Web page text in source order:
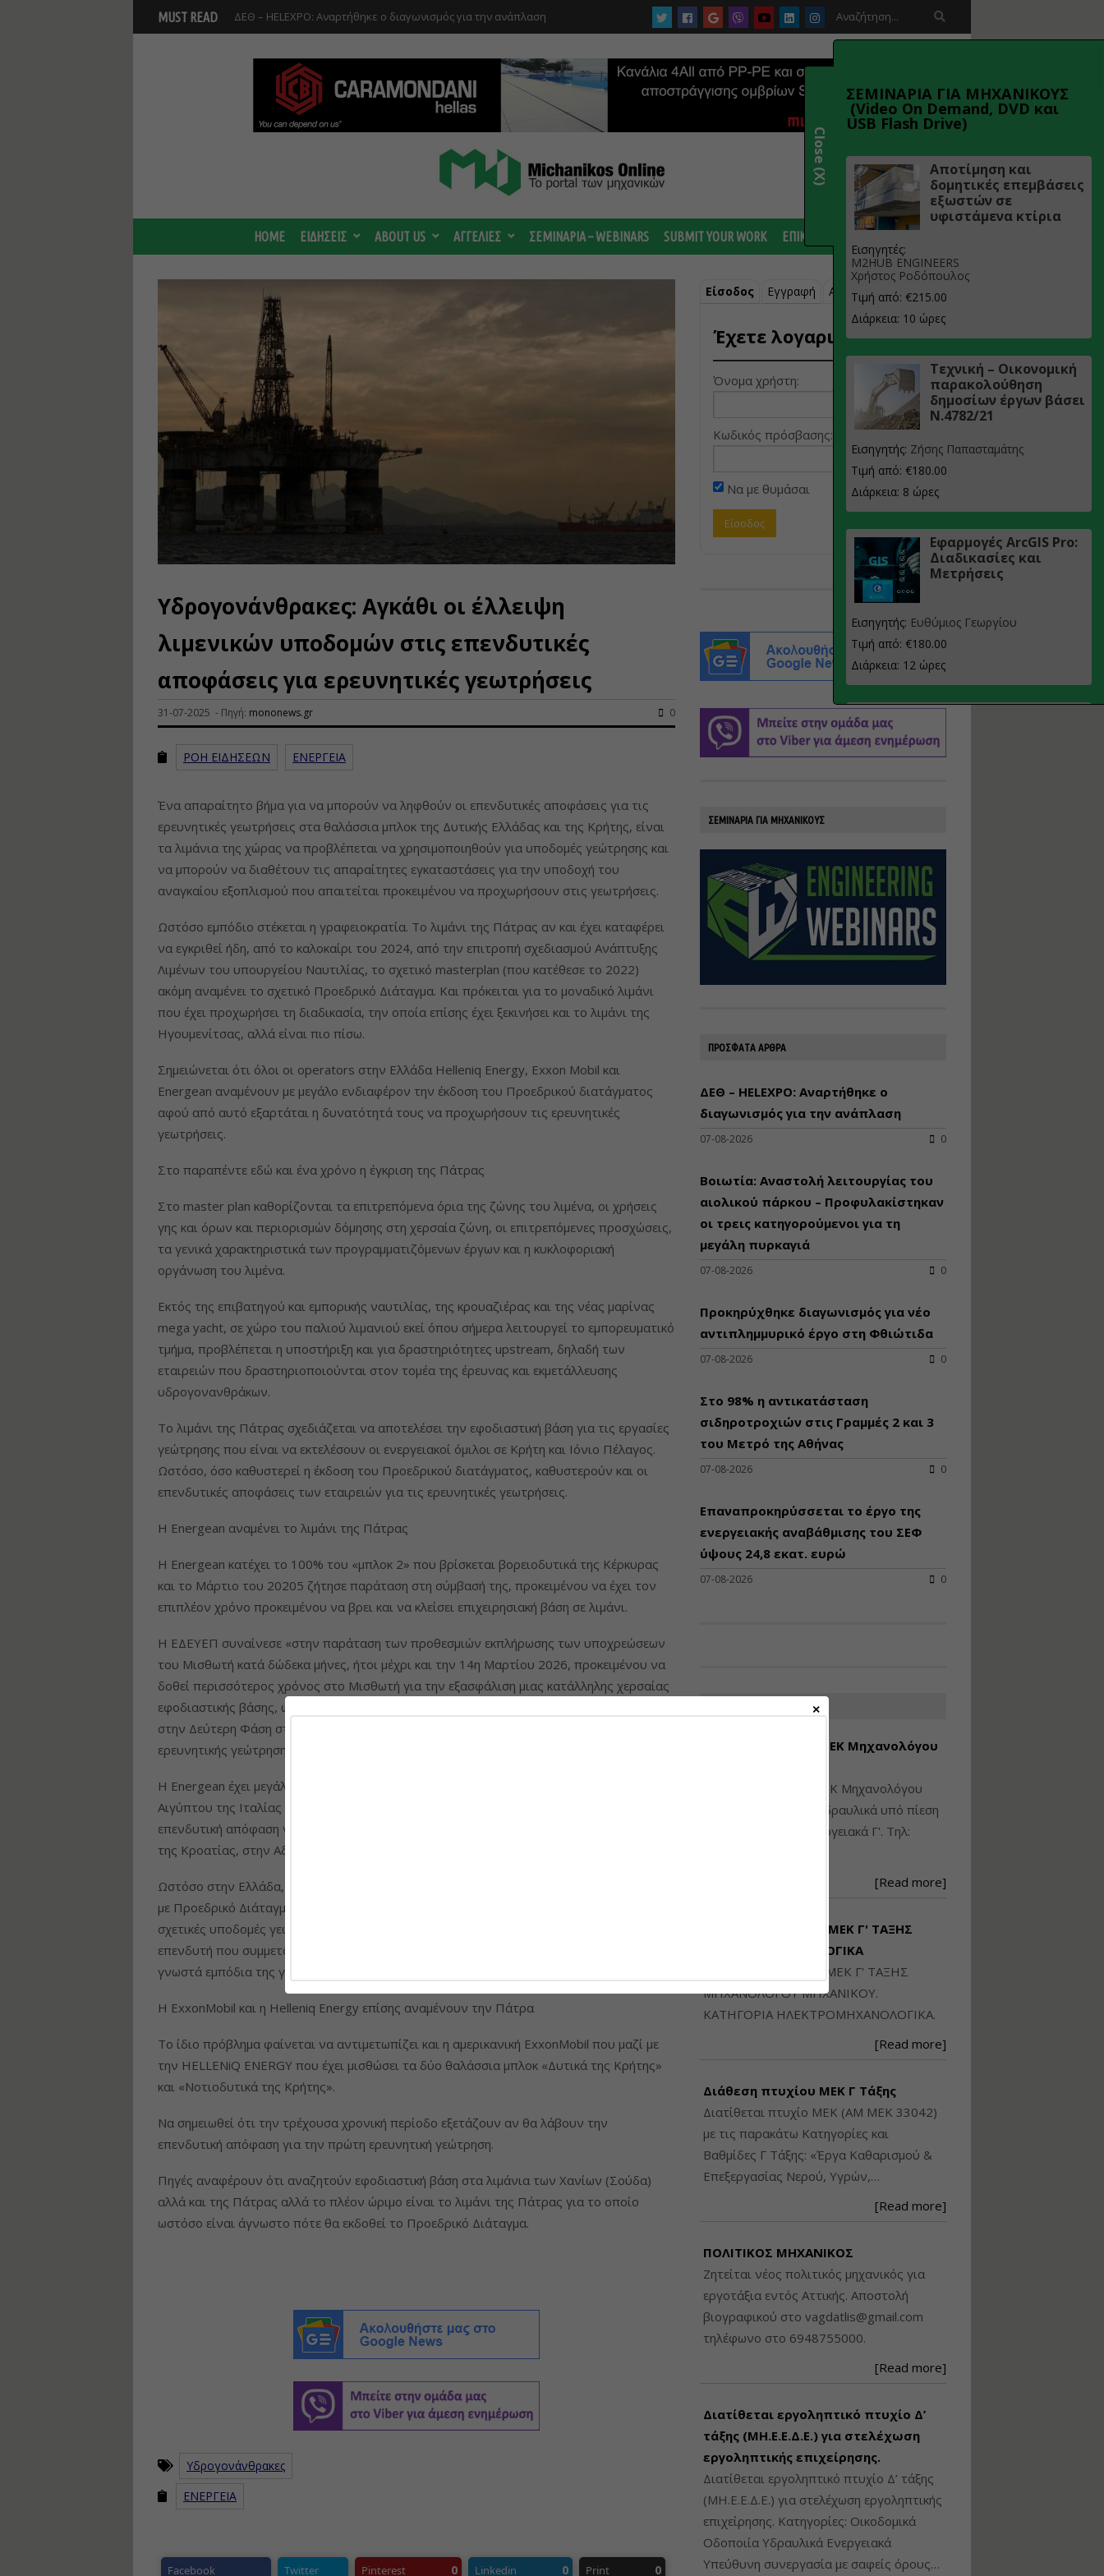
MUST READ Βοιωτία: Αναστολή λειτουργίας του αιολικού πάρκου – 
HOME ΕΙΔΗΣΕΙΣ ABOUT US ΑΓΓΕΛΙΕΣ ΣΕΜΙΝΑΡΙΑ – WEBINARS SUBMIT YOUR WORK ΕΠΙΚΟΙΝΩΝΙΑ
Υδρογονάνθρακες: Αγκάθι οι έλλειψη
λιμενικών υποδομών στις επενδυτικές
αποφάσεις για ερευνητικές γεωτρήσεις
31-07-2025 - Πηγή: mononews.gr 0
ΡΟΗ ΕΙΔΗΣΕΩΝ ΕΝΕΡΓΕΙΑ
Ένα απαραίτητο βήμα για να μπορούν να ληφθούν οι επενδυτικές αποφάσεις για τις
ερευνητικές γεωτρήσεις στα θαλάσσια μπλοκ της Δυτικής Ελλάδας και της Κρήτης, είναι
τα λιμάνια της χώρας να προβλέπεται να χρησιμοποιηθούν για υποδομές γεώτρησης και
να μπορούν να διαθέτουν τις απαραίτητες εγκαταστάσεις για την υποδοχή του
αναγκαίου εξοπλισμού που απαιτείται προκειμένου να προχωρήσουν στις γεωτρήσεις.
Ωστόσο εμπόδιο στέκεται η γραφειοκρατία. Το λιμάνι της Πάτρας αν και έχει καταφέρει
να εγκριθεί ήδη, από το καλοκαίρι του 2024, από την επιτροπή σχεδιασμού Ανάπτυξης
Λιμένων του υπουργείου Ναυτιλίας, το σχετικό masterplan (που κατέθεσε το 2022)
ακόμη αναμένει το σχετικό Προεδρικό Διάταγμα. Και πρόκειται για το μοναδικό λιμάνι
που έχει προχωρήσει τη διαδικασία, την οποία επίσης έχει ξεκινήσει και το λιμάνι της
Ηγουμενίτσας, αλλά είναι πιο πίσω.
Σημειώνεται ότι όλοι οι operators στην Ελλάδα Helleniq Energy, Exxon Mobil και
Energean αναμένουν με μεγάλο ενδιαφέρον την έκδοση του Προεδρικού διατάγματος
αφού από αυτό εξαρτάται η δυνατότητά τους να προχωρήσουν τις ερευνητικές
γεωτρήσεις.
Στο παραπέντε εδώ και ένα χρόνο η έγκριση της Πάτρας
Στο master plan καθορίζονται τα επιτρεπόμενα όρια της ζώνης του λιμένα, οι χρήσεις
γης και όρων και περιορισμών δόμησης στη χερσαία ζώνη, οι επιτρεπόμενες προσχώσεις,
τα γενικά χαρακτηριστικά των προγραμματιζόμενων έργων και η κυκλοφοριακή
οργάνωση του λιμένα.
Εκτός της επιβατηγού και εμπορικής ναυτιλίας, της κρουαζιέρας και της νέας μαρίνας
mega yacht, σε χώρο του παλιού λιμανιού εκεί όπου σήμερα λειτουργεί το εμπορευματικό
τμήμα, προβλέπεται η υποστήριξη και για δραστηριότητες upstream, δηλαδή των
εταιρειών που δραστηριοποιούνται στον τομέα της έρευνας και εκμετάλλευσης
υδρογονανθράκων.
Το λιμάνι της Πάτρας σχεδιάζεται να αποτελέσει την εφοδιαστική βάση για τις εργασίες
γεώτρησης που είναι να εκτελέσουν οι ενεργειακοί όμιλοι σε Κρήτη και Ιόνιο Πέλαγος.
Ωστόσο, όσο καθυστερεί η έκδοση του Προεδρικού διατάγματος, καθυστερούν και οι
επενδυτικές αποφάσεις των εταιρειών για τις ερευνητικές γεωτρήσεις.
Η Energean αναμένει το λιμάνι της Πάτρας
Η Energean κατέχει το 100% του «μπλοκ 2» που βρίσκεται βορειοδυτικά της Κέρκυρας
και το Μάρτιο του 20205 ζήτησε παράταση στη σύμβασή της, προκειμένου να έχει τον
επιπλέον χρόνο προκειμένου να βρει και να κλείσει επιχειρησιακή βάση σε λιμάνι.
Η ΕΔΕΥΕΠ συναίνεσε «στην παράταση των προθεσμιών εκπλήρωσης των υποχρεώσεων
του Μισθωτή κατά δώδεκα μήνες, ήτοι μέχρι και την 14η Μαρτίου 2026, προκειμένου να
δοθεί περισσότερος χρόνος στο Μισθωτή για την εξασφάλιση μιας κατάλληλης χερσαίας
εφοδιαστικής βάσης, ώστε να ληφθεί η απόφαση του Μισθωτή για το αν θα προχωρήσει
στην Δεύτερη Φάση στην οποία ελάχιστο τεχνικό πρόγραμμα αποτελεί η όρυξη
ερευνητικής γεώτρησης».
Η Energean έχει μεγάλη δραστηριότητα στο upstream σε περιοχές του Ισραήλ, της
Αιγύπτου της Ιταλίας και της Κροατίας, όπου χθες ανακοίνωσε ότι έλαβε και την
επενδυτική απόφαση για την ανάπτυξη του κοιτάσματος φυσικού αερίου Irena, ανοικτά
της Κροατίας, στην Αδριατική.
Ωστόσο στην Ελλάδα, το μοναδικό κοίτασμα που διατηρεί, είναι σε αναμονή της έγκρισης
με Προεδρικό Διάταγμα του λιμανιού της Πάτρας, ώστε να μπορέσει να δεχτεί τις
σχετικές υποδομές γεωτρήσεων. Δεύτερη εκκρεμότητα για την εταιρεία είναι η ανεύρεση
επενδυτή που συμμετάσχει στο σχήμα, κάτι που θα διευκολυνόταν αν δεν υπήρχαν τα
γνωστά εμπόδια της γραφειοκρατίας στο θέμα των λιμανιών.
Η ExxonMobil και η Helleniq Energy επίσης αναμένουν την Πάτρα
Το ίδιο πρόβλημα φαίνεται να αντιμετωπίζει και η αμερικανική ExxonMobil που μαζί με
την HELLENiQ ENERGY που έχει μισθώσει τα δύο θαλάσσια μπλοκ «Δυτικά της Κρήτης»
και «Νοτιοδυτικά της Κρήτης».
Να σημειωθεί ότι την τρέχουσα χρονική περίοδο εξετάζουν αν θα λάβουν την
επενδυτική απόφαση για την πρώτη ερευνητική γεώτρηση.
Πηγές αναφέρουν ότι αναζητούν εφοδιαστική βάση στα λιμάνια των Χανίων (Σούδα)
αλλά και της Πάτρας αλλά το πλέον ώριμο είναι το λιμάνι της Πάτρας για το οποίο
ωστόσο είναι άγνωστο πότε θα εκδοθεί το Προεδρικό Διάταγμα.
Υδρογονάνθρακες
ΕΝΕΡΓΕΙΑ
Facebook Twitter Pinterest 0 Linkedin 0 Print 0
Είσοδος Εγγραφή Ανάκτηση κωδικού
Έχετε λογαριασμό;
Όνομα χρήστη:
Κωδικός πρόσβασης:
Να με θυμάσαι
ΣΕΜΙΝΑΡΙΑ ΓΙΑ ΜΗΧΑΝΙΚΟΥΣ
ΠΡΟΣΦΑΤΑ ΑΡΘΡΑ
ΔΕΘ – HELEXPO: Αναρτήθηκε ο
διαγωνισμός για την ανάπλαση
07-08-2026 0
Βοιωτία: Αναστολή λειτουργίας του
αιολικού πάρκου – Προφυλακίστηκαν
οι τρεις κατηγορούμενοι για τη
μεγάλη πυρκαγιά
07-08-2026 0
Προκηρύχθηκε διαγωνισμός για νέo
αντιπλημμυρικό έργο στη Φθιώτιδα
07-08-2026 0
Στο 98% η αντικατάσταση
σιδηροτροχιών στις Γραμμές 2 και 3
του Μετρό της Αθήνας
07-08-2026 0
Επαναπροκηρύσσεται το έργο της
ενεργειακής αναβάθμισης του ΣΕΦ
ύψους 24,8 εκατ. ευρώ
07-08-2026 0
Διάθεση Πτυχίου ΜΕΚ Μηχανολόγου
Διατίθεται πτυχίο ΜΕΚ Μηχανολόγου
Μηχανικού: Η/Μ Γ', Υδραυλικά υπό πίεση
Β', Βιομηχανικά - Ενεργειακά Γ'. Τηλ:
[Read more]
ΔΙΑΤΙΘΕΤΑΙ ΠΤΥΧΙΟ ΜΕΚ Γ' ΤΑΞΗΣ
ΗΛΕΚΤΡΟΜΗΧΑΝΟΛΟΓΙΚΑ
ΔΙΑΤΙΘΕΤΑΙ ΠΤΥΧΙΟ ΜΕΚ Γ' ΤΑΞΗΣ
ΜΗΧΑΝΟΛΟΓΟΥ ΜΗΧΑΝΙΚΟΥ.
ΚΑΤΗΓΟΡΙΑ ΗΛΕΚΤΡΟΜΗΧΑΝΟΛΟΓΙΚΑ.
[Read more]
Διάθεση πτυχίου ΜΕΚ Γ Τάξης
Διατίθεται πτυχίο ΜΕΚ (ΑΜ ΜΕΚ 33042)
με τις παρακάτω Κατηγορίες και
Βαθμίδες Γ Τάξης: «Έργα Καθαρισμού &
Επεξεργασίας Νερού, Υγρών,…
[Read more]
ΠΟΛΙΤΙΚΟΣ ΜΗΧΑΝΙΚΟΣ
Ζητείται νέος πολιτικός μηχανικός για
εργοτάξια εντός Αττικής. Αποστολή
βιογραφικού στο vagdatlis@gmail.com
τηλέφωνο στο 6948755000.
[Read more]
Διατίθεται εργοληπτικό πτυχίο Δ’
τάξης (ΜΗ.Ε.Ε.Δ.Ε.) για στελέχωση
εργοληπτικής επιχείρησης.
Διατίθεται εργοληπτικό πτυχίο Δ’ τάξης
(ΜΗ.Ε.Ε.Δ.Ε.) για στελέχωση εργοληπτικής
επιχείρησης. Κατηγορίες: Οικοδομικά
Οδοποιία Υδραυλικά Ενεργειακά
Υπεύθυνη συνεργασία με σαφείς όρους…
ΣΕΜΙΝΑΡΙΑ ΓΙΑ ΜΗΧΑΝΙΚΟΥΣ
(Video On Demand, DVD και
USB Flash Drive)
Αποτίμηση και
δομητικές επεμβάσεις
εξωστών σε
υφιστάμενα κτίρια
Εισηγητές:
M2HUB ENGINEERS
Χρήστος Ροδόπουλος
Τιμή από: €215.00
Διάρκεια: 10 ώρες
Τεχνική – Οικονομική
παρακολούθηση
δημοσίων έργων βάσει
Ν.4782/21
Εισηγητής: Ζήσης Παπασταμάτης
Τιμή από: €180.00
Διάρκεια: 8 ώρες
Εφαρμογές ArcGIS Pro:
Διαδικασίες και
Μετρήσεις
Εισηγητής: Ευθύμιος Γεωργίου
Τιμή από: €180.00
Διάρκεια: 12 ώρες
υλοποίηση
φωτοβολταϊκών
Τιμή από: €230.00
Διάρκεια: 16 ώρες
Αρχιτεκτονικός
Σχεδιασμός με το
Rhinoceros
υδατοδεξαμενής
Εισηγητής: Χρήστος Ροδόπουλος
Τιμή από: €230.00
Διάρκεια: 14 ώρες
Διαδικασία
κατάταξης
Νικόλαος Σαρούκος
Τιμή από: €145.00
Εισηγήτρια:Αναστασία Μητρακάκη
Διάρκεια: 9 ώρες
Διηρημένης
Πολεοδομικού
Σχεδίου Δόμησης
Εισηγήτρια:
Τιμή από: €145.00
Διάρκεια: 8 ώρες
Εισηγητής: Στέφανος Τουλόγλου
Τιμή από: €190.00
Διάρκεια: 12 ώρες
Εισηγητής:Λάμπρος Κίσσας
Τιμή από: €130.00
Διάρκεια: 6 ώρες
Close (X)